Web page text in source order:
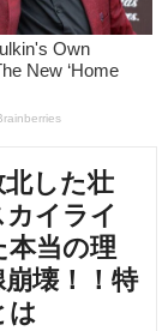
北した壮
イライ
本当の理
壊！！特
は